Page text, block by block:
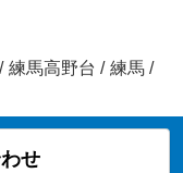
/ 練馬高野台 / 練馬 /
せ